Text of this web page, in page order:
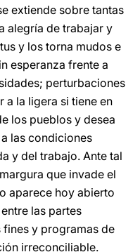
extiende sobre tantas
alegría de trabajar y
y los torna mudos e
esperanza frente a
perturbaciones
a la ligera si tiene en
los pueblos y desea
las condiciones
y del trabajo. Ante tal
que invade el
aparece hoy abierto
las partes
y programas de
irreconciliable.